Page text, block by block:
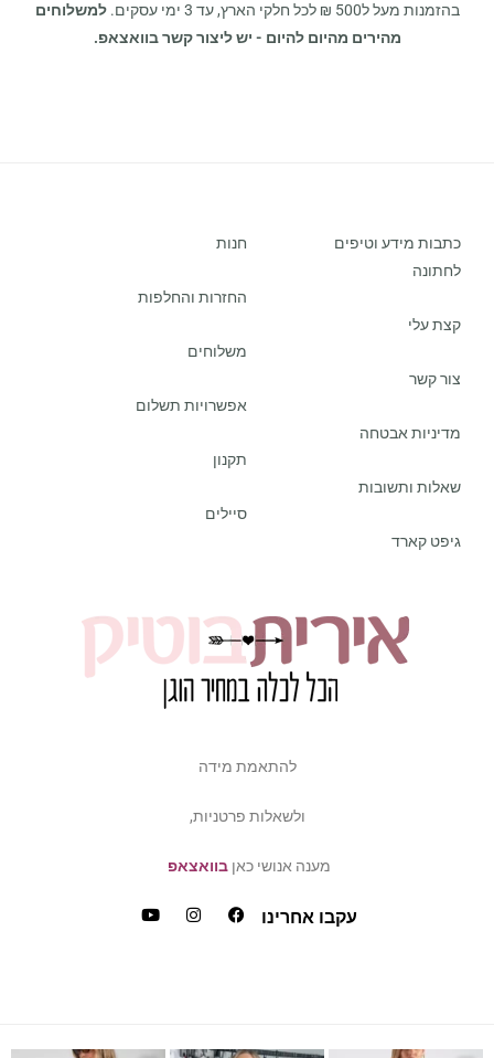
בהזמנות מעל ל500 ₪ לכל חלקי הארץ, עד 3 ימי עסקים.
למשלוחים
מהירים מהיום להיום - יש ליצור קשר בוואצאפ.
כתבות מידע וטיפים
לחתונה
קצת עלי
צור קשר
מדיניות אבטחה
שאלות ותשובות
גיפט קארד
חנות
החזרות והחלפות
משלוחים
אפשרויות תשלום
תקנון
סיילים
להתאמת מידה
ולשאלות פרטניות,
מענה אנושי כאןבוואצאפ
עקבו אחרינו
של פלאס סייז / מיד סכמה ביקשתן שהשמלה הזאת תחזו